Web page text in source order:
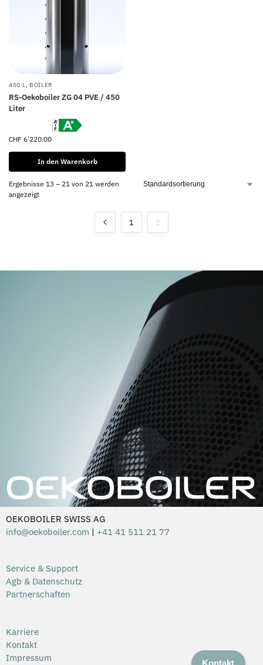
450 L, BOILER
RS-Oekoboiler ZG 04 PVE / 450
Liter
CHF 6'220.00
In den Warenkorb
Ergebnisse 13 – 21 von 21 werden
angezeigt
1 2
OEKOBOILER SWISS AG
info@oekoboiler.com | +41 41 511 21 77
Service & Support
Agb & Datenschutz
Partnerschaften
Karriere
Kontakt
Impressum
Kontakt